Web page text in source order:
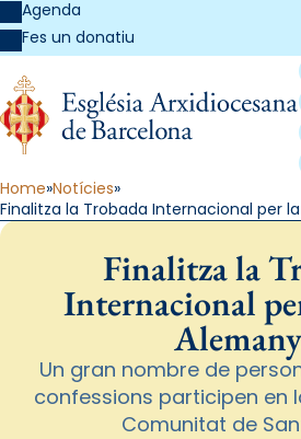
Agenda
Fes un donatiu
Home Notícies
Finalitza la Trobada Internacional per
Finalitza la
Internacional
Un gran nombre de
confessions participen en
Comunitat de